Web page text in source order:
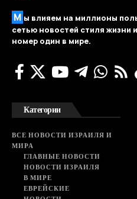
М ы влияем на миллионы
сетью новостей стиля жизни
номер один в мире.
Категории
ВСЕ НОВОСТИ ИЗРАИЛЯ И
МИРА
ГЛАВНЫЕ НОВОСТИ
НОВОСТИ ИЗРАИЛЯ
В МИРЕ
ЕВРЕЙСКИЕ